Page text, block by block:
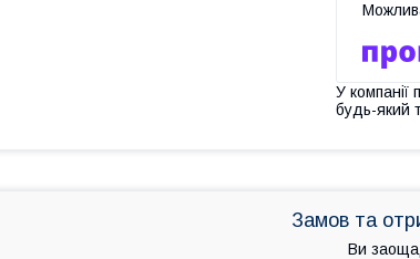
У компанії
будь-який
Замов та
Ви